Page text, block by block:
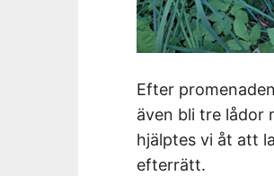
Efter
även bli tre lådor
hjälptes vi åt att
efterrätt.